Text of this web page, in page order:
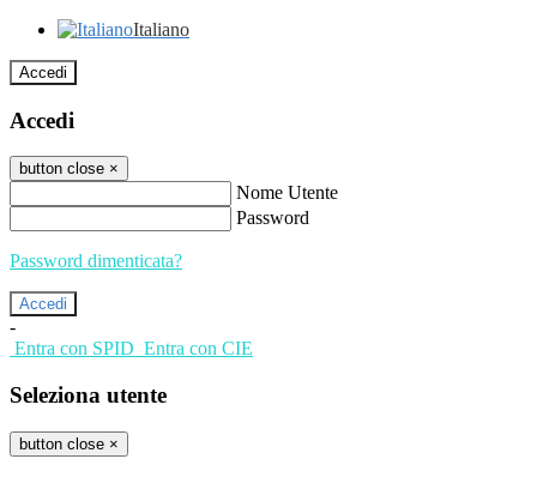
Italiano
Accedi
Accedi
button close ×
Nome Utente
Password
Password dimenticata?
-
Entra con SPID Entra con CIE
Seleziona utente
button close ×